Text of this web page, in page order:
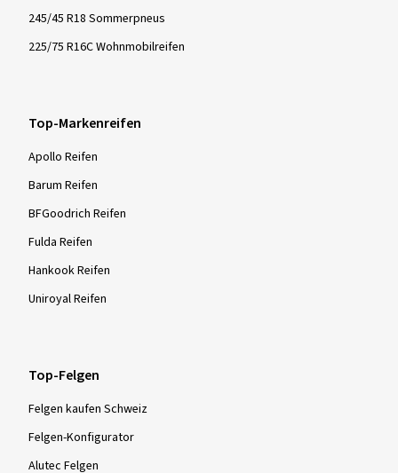
245/45 R18 Sommerpneus
225/75 R16C Wohnmobilreifen
Top-Markenreifen
Apollo Reifen
Barum Reifen
BFGoodrich Reifen
Fulda Reifen
Hankook Reifen
Uniroyal Reifen
Top-Felgen
Felgen kaufen Schweiz
Felgen-Konfigurator
Alutec Felgen